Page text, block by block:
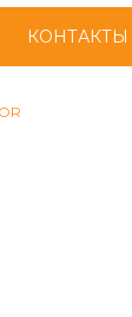
КОНТАКТЫ